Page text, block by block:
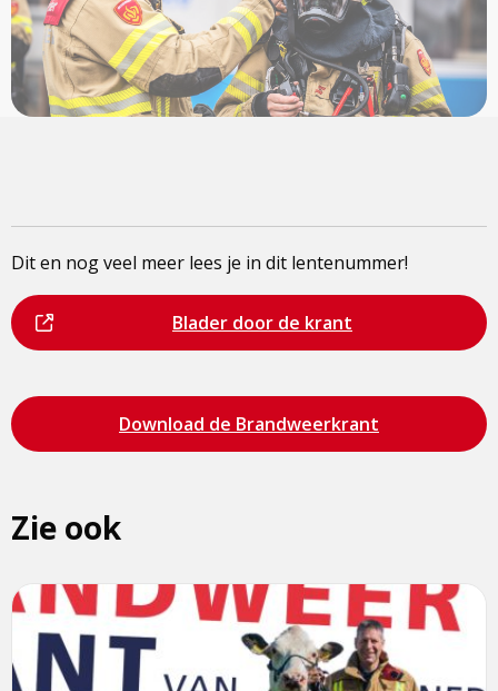
Dit en nog veel meer lees je in dit lentenummer!
is
externe
Bezoek
de
Blader door de krant
Bezoek
de
Download de Brandweerkrant
Zie ook
Lees
over
Brandweerkrant